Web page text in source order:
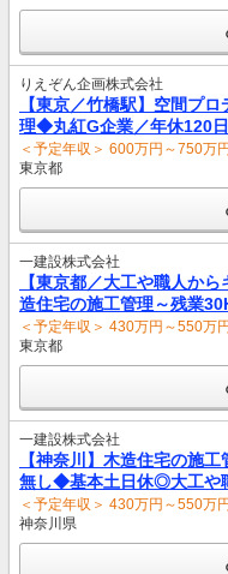
りえぞん企画株式会社
【東京／竹橋駅】空間プ
理◆丸紅G企業／年休120
＜予定年収＞ 600万円～750万円
東京都
一建設株式会社
【東京都／大工や職人か
造住宅の施工管理～残業
＜予定年収＞ 430万円～550万円
東京都
一建設株式会社
【神奈川】木造住宅の施
無し◆基本土日休◎大工や
＜予定年収＞ 430万円～550万円
神奈川県